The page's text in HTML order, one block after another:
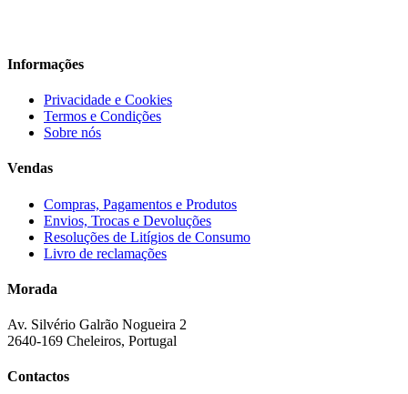
Informações
Privacidade e Cookies
Termos e Condições
Sobre nós
Vendas
Compras, Pagamentos e Produtos
Envios, Trocas e Devoluções
Resoluções de Litígios de Consumo
Livro de reclamações
Morada
Av. Silvério Galrão Nogueira 2
2640-169 Cheleiros, Portugal
Contactos